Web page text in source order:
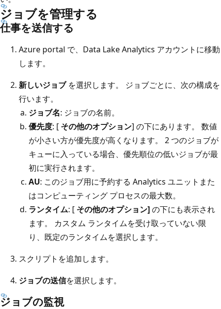
ジョブを管理する
仕事を送信する
Azure portal で、Data Lake Analytics アカウントに移動
します。
新しいジョブを選択します。 ジョブごとに、次の構成を
行います。
ジョブ名: ジョブの名前。
優先度: [ その他のオプション] の下にあります。 数値
が小さい方が優先度が高くなります。 2 つのジョブが
キューに入っている場合、優先順位の低いジョブが最
初に実行されます。
AU: このジョブ用に予約する Analytics ユニットまた
はコンピューティング プロセスの最大数。
ランタイム: [ その他のオプション]の下にも表示され
ます。 カスタム ランタイムを受け取っていない限
り、既定のランタイムを選択します。
スクリプトを追加します。
ジョブの送信を選択します。
ジョブの監視